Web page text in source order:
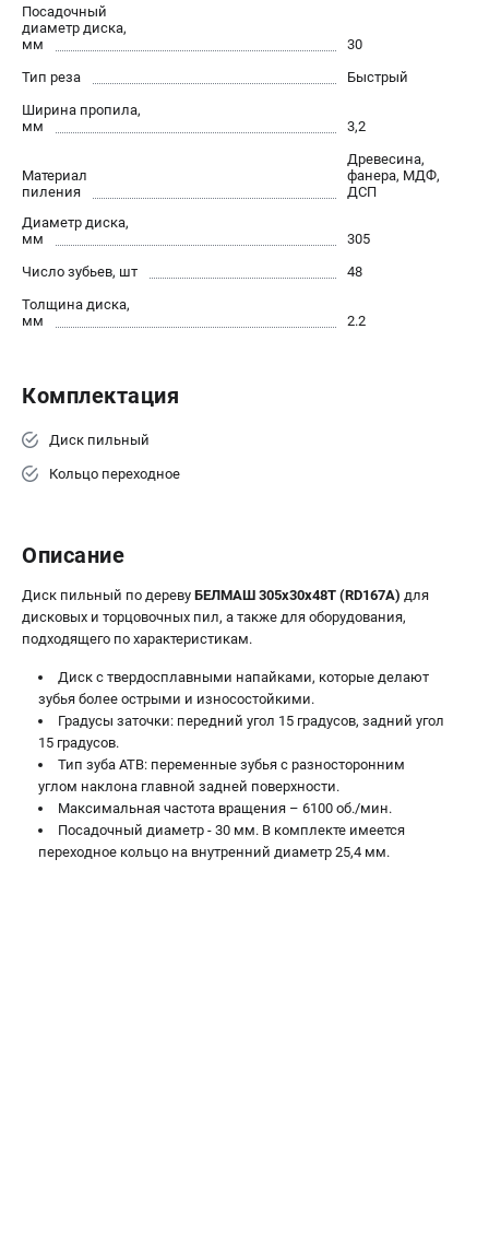
Комбинированные станки
Ленточнопильные станки
Стружкоотсосы
Циркулярные станки
Шлифовальные станки
Патроны и переходники
Прижимные устройства
Рольганги-роликовые опоры
Характеристики токарных станков
Все о влажности древесины
ТЕЛЕФОН (САНКТ-ПЕТЕРБУРГ)
+7 (812) 317-66-20
Информация размещённая на сайте не является публичной
проспект Александровской Фермы, 29АЛ
8 (812) 317-66-20
Режим работы колл-центра:
пн-пт - с 9:00 до 18:00
сб - с 10:00 до 16:00
Посадочный
диаметр диска,
мм
30
Тип реза
Быстрый
Ширина пропила,
мм
3,2
Материал
пиления
Древесина,
фанера, МДФ,
ДСП
Диаметр диска,
мм
305
Число зубьев, шт
48
Толщина диска,
мм
2.2
Комплектация
Диск пильный
Кольцо переходное
Описание
Диск пильный по дереву БЕЛМАШ 305x30x48T (RD167A) для
дисковых и торцовочных пил, а также для оборудования,
подходящего по характеристикам.
Диск с твердосплавными напайками, которые делают
зубья более острыми и износостойкими.
Градусы заточки: передний угол 15 градусов, задний угол
15 градусов.
Тип зуба ATB: переменные зубья с разносторонним
углом наклона главной задней поверхности.
Максимальная частота вращения – 6100 об./мин.
Посадочный диаметр - 30 мм. В комплекте имеется
переходное кольцо на внутренний диаметр 25,4 мм.